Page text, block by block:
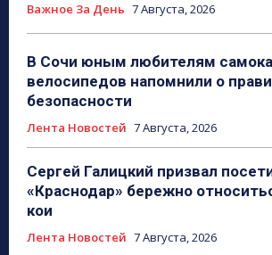
Важное За День 7 Августа, 2026
В Сочи юным любителям
велосипедов напомнили о
безопасности
Лента Новостей 7 Августа, 2026
Сергей Галицкий призвал
«Краснодар» бережно
кои
Лента Новостей 7 Августа, 2026